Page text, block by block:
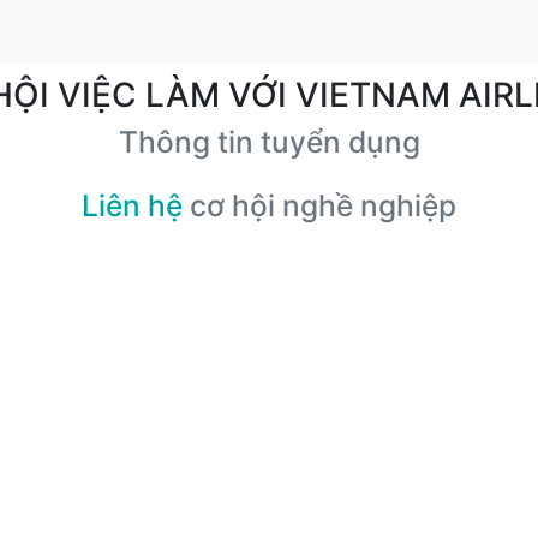
VIỆC LÀM VỚI VIETNAM
Thông tin tuyển dụng
Liên hệ cơ hội nghề nghiệp